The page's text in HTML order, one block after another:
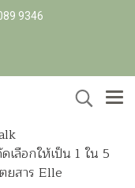
9346
ลือกให้เป็น 1 ใน 5
ยสาร Elle